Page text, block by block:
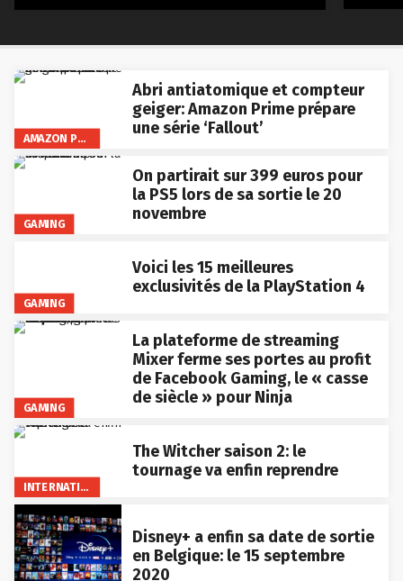
AMAZON PRIME VIDEO
Abri antiatomique et compteur
geiger: Amazon Prime prépare
une série ‘Fallout’
GAMING
On partirait sur 399 euros pour
la PS5 lors de sa sortie le 20
novembre
GAMING
Voici les 15 meilleures
exclusivités de la PlayStation 4
GAMING
La plateforme de streaming
Mixer ferme ses portes au profit
de Facebook Gaming, le « casse
de siècle » pour Ninja
INTERNATIONAL
The Witcher saison 2: le
tournage va enfin reprendre
Disney+ a enfin sa date de sortie
en Belgique: le 15 septembre
2020